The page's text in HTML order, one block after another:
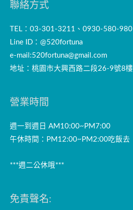
聯絡方式
TEL：03-301-3211、0930-580-980
Line ID：@520fortuna
e-mail:520fortuna@gmail.com
地址：桃園市大興西路二段26-9號8樓
營業時間
週一到週日 AM10:00~PM7:00
午休時間：PM12:00~PM2:00吃飯去
***週二公休哦***
免責聲名: